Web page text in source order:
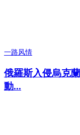
一路风情
俄羅斯入侵烏克
動...